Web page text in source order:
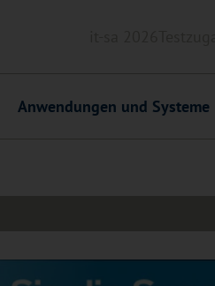
Anwendungen und Systeme